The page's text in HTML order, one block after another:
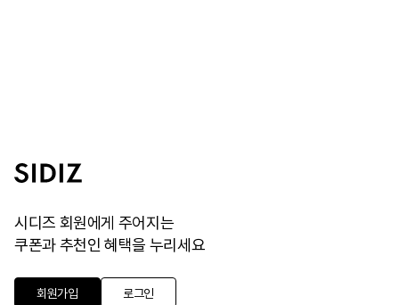
시디즈 회원에게 주어지는
쿠폰과 추천인 혜택을 누리세요
회원가입 로그인